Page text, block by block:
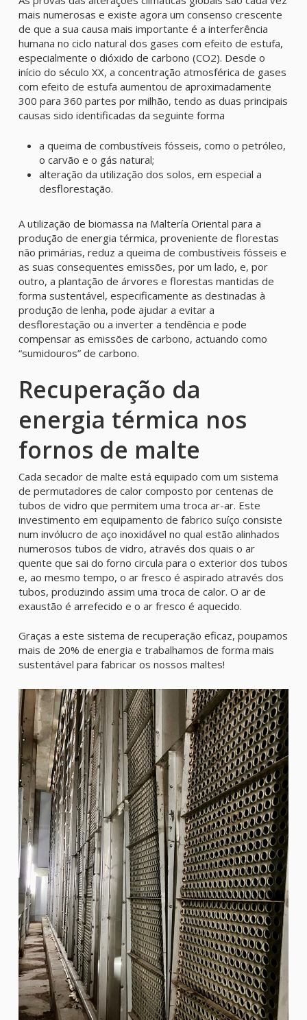
mais numerosas e existe agora um consenso crescente
de que a sua causa mais importante é a interferência
humana no ciclo natural dos gases com efeito de estufa,
especialmente o dióxido de carbono (CO2). Desde o
início do século XX, a concentração atmosférica de gases
com efeito de estufa aumentou de aproximadamente
300 para 360 partes por milhão, tendo as duas principais
causas sido identificadas da seguinte forma
a queima de combustíveis fósseis, como o petróleo,
o carvão e o gás natural;
alteração da utilização dos solos, em especial a
desflorestação.
A utilização de biomassa na Maltería Oriental para a
produção de energia térmica, proveniente de florestas
não primárias, reduz a queima de combustíveis fósseis e
as suas consequentes emissões, por um lado, e, por
outro, a plantação de árvores e florestas mantidas de
forma sustentável, especificamente as destinadas à
produção de lenha, pode ajudar a evitar a
desflorestação ou a inverter a tendência e pode
compensar as emissões de carbono, actuando como
“sumidouros” de carbono.
Recuperação da
energia térmica nos
fornos de malte
Cada secador de malte está equipado com um sistema
de permutadores de calor composto por centenas de
tubos de vidro que permitem uma troca ar-ar. Este
investimento em equipamento de fabrico suíço consiste
num invólucro de aço inoxidável no qual estão alinhados
numerosos tubos de vidro, através dos quais o ar
quente que sai do forno circula para o exterior dos tubos
e, ao mesmo tempo, o ar fresco é aspirado através dos
tubos, produzindo assim uma troca de calor. O ar de
exaustão é arrefecido e o ar fresco é aquecido.
Graças a este sistema de recuperação eficaz, poupamos
mais de 20% de energia e trabalhamos de forma mais
sustentável para fabricar os nossos maltes!